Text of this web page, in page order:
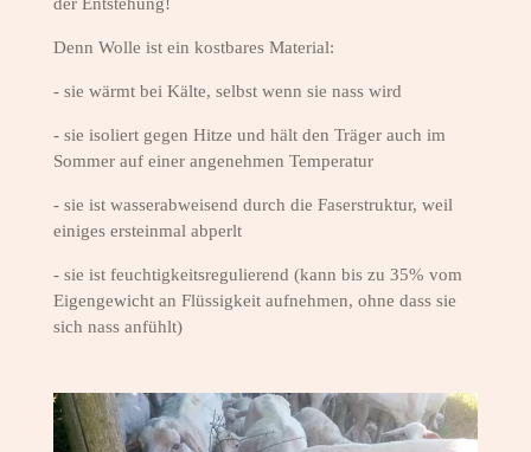
Denn Wolle ist ein kostbares Material:
- sie wärmt bei Kälte, selbst wenn sie nass wird
- sie isoliert gegen Hitze und hält den Träger auch im
Sommer auf einer angenehmen Temperatur
- sie ist wasserabweisend durch die Faserstruktur, weil
einiges ersteinmal abperlt
- sie ist feuchtigkeitsregulierend (kann bis zu 35% vom
Eigengewicht an Flüssigkeit aufnehmen, ohne dass sie
sich nass anfühlt)